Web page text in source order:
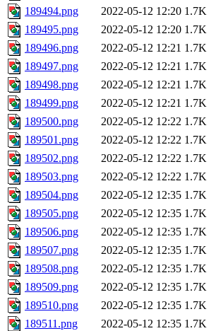
189494.png
2022-05-12 12:20 1.7K
189495.png
2022-05-12 12:20 1.7K
189496.png
2022-05-12 12:21 1.7K
189497.png
2022-05-12 12:21 1.7K
189498.png
2022-05-12 12:21 1.7K
189499.png
2022-05-12 12:21 1.7K
189500.png
2022-05-12 12:22 1.7K
189501.png
2022-05-12 12:22 1.7K
189502.png
2022-05-12 12:22 1.7K
189503.png
2022-05-12 12:22 1.7K
189504.png
2022-05-12 12:35 1.7K
189505.png
2022-05-12 12:35 1.7K
189506.png
2022-05-12 12:35 1.7K
189507.png
2022-05-12 12:35 1.7K
189508.png
2022-05-12 12:35 1.7K
189509.png
2022-05-12 12:35 1.7K
189510.png
2022-05-12 12:35 1.7K
189511.png
2022-05-12 12:35 1.7K